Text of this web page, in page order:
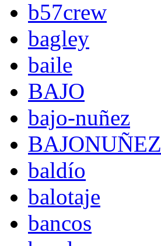
b57crew
bagley
baile
BAJO
bajo-nuñez
BAJONUÑEZ
baldío
balotaje
bancos